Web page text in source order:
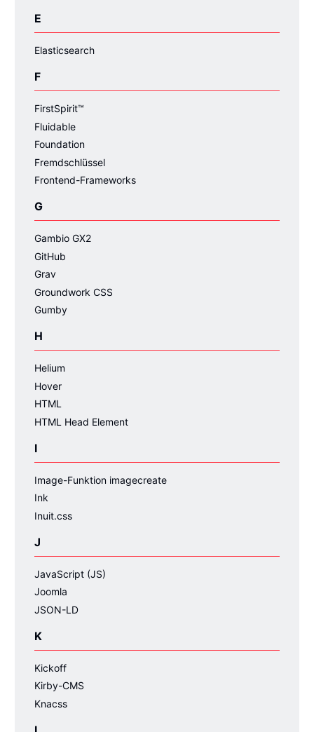
E
Elasticsearch
F
FirstSpirit™
Fluidable
Foundation
Fremdschlüssel
Frontend-Frameworks
G
Gambio GX2
GitHub
Grav
Groundwork CSS
Gumby
H
Helium
Hover
HTML
HTML Head Element
I
Image-Funktion imagecreate
Ink
Inuit.css
J
JavaScript (JS)
Joomla
JSON-LD
K
Kickoff
Kirby-CMS
Knacss